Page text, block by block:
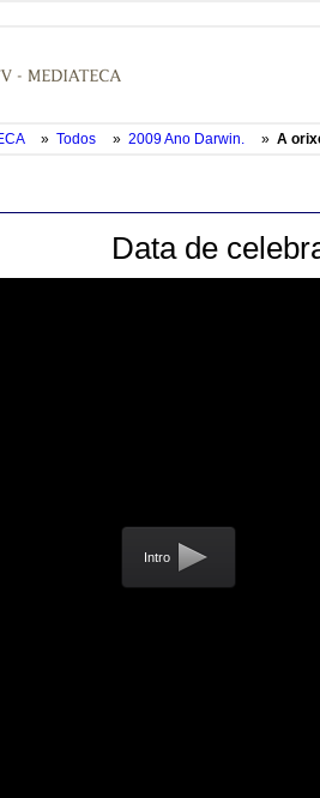
» Todos » 2009 Ano Darwin. » A
Data de
Intro